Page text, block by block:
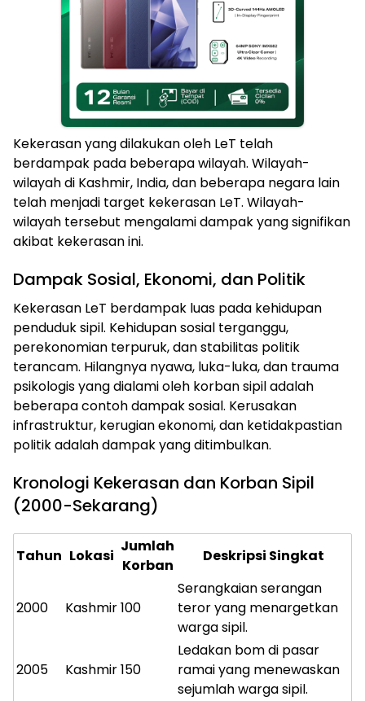
Kekerasan yang dilakukan oleh LeT telah
berdampak pada beberapa wilayah. Wilayah-
wilayah di Kashmir, India, dan beberapa negara lain
telah menjadi target kekerasan LeT. Wilayah-
wilayah tersebut mengalami dampak yang signifikan
akibat kekerasan ini.
Dampak Sosial, Ekonomi, dan Politik
Kekerasan LeT berdampak luas pada kehidupan
penduduk sipil. Kehidupan sosial terganggu,
perekonomian terpuruk, dan stabilitas politik
terancam. Hilangnya nyawa, luka-luka, dan trauma
psikologis yang dialami oleh korban sipil adalah
beberapa contoh dampak sosial. Kerusakan
infrastruktur, kerugian ekonomi, dan ketidakpastian
politik adalah dampak yang ditimbulkan.
Kronologi Kekerasan dan Korban Sipil
(2000-Sekarang)
Tahun Lokasi
Jumlah
Korban
Deskripsi Singkat
2000 Kashmir100
Serangkaian serangan
teror yang menargetkan
warga sipil.
2005 Kashmir150
Ledakan bom di pasar
ramai yang menewaskan
sejumlah warga sipil.